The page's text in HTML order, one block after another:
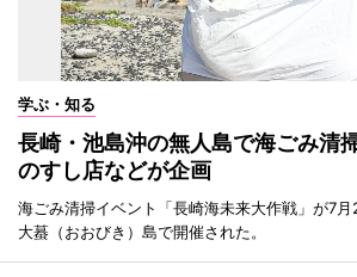
学ぶ・知る
長崎・池島沖の無人島で海ごみ
のすし店などが企画
海ごみ清掃イベント「長崎海未来大作戦」が7
大蟇（おおびき）島で開催された。